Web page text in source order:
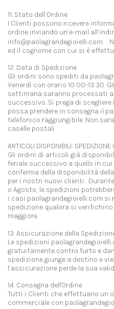
11. Stato dell’Ordine
I Clienti possono ricevere
ordine inviando un’e-mail
info@paolagrandegioielli.com.
ed il cognome con cui si è
12. Data di Spedizione
Gli ordini sono spediti da
Venerdì con orario 10:00-13:30.
settimana saranno processati
successivo. Si prega di
possa prendere in consegna il
telefonico raggiungibile. Non
caselle postali.
ARTICOLI DISPONIBILI: SPEDIZIONE
Gli ordini di articoli già
feriale successivo a quello in
conferma della disponibilità
per i nostri nuovi clienti.
o Agosto, le spedizioni
i casi paolagrandegioielli.com
spedizione qualora si
maggiore.
13. Assicurazione della
Le spedizioni
gratuitamente contro furto e
spedizione giunge a destino e
l’assicurazione perde la sua
14. Consegna dell'Ordine
Tutti i Clienti che effettuano un
commerciale con